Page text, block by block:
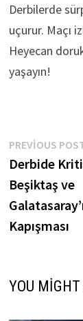
Derbilerde
uçurur. Maçı
Heyecan
yaşayın!
Yazı
PREVIOUS
Derbide
Beşiktaş ve
Kapışması
YOU